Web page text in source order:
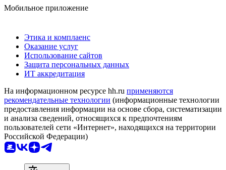
Мобильное приложение
Этика и комплаенс
Оказание услуг
Использование сайтов
Защита персональных данных
ИТ аккредитация
На информационном ресурсе hh.ru применяются
рекомендательные технологии (информационные технологии
предоставления информации на основе сбора, систематизации
и анализа сведений, относящихся к предпочтениям
пользователей сети «Интернет», находящихся на территории
Российской Федерации)